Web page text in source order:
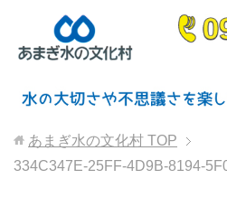
あまぎ水の文化村 TOP
334C347E-25FF-4D9B-8194-